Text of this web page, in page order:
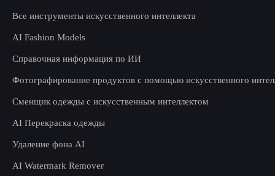
Все инструменты искусственного интеллекта
AI Fashion Models
Справочная информация по ИИ
Фотографирование продуктов с помощью искусственного
Сменщик одежды с искусственным интеллектом
AI Перекраска одежды
Удаление фона AI
AI Watermark Remover